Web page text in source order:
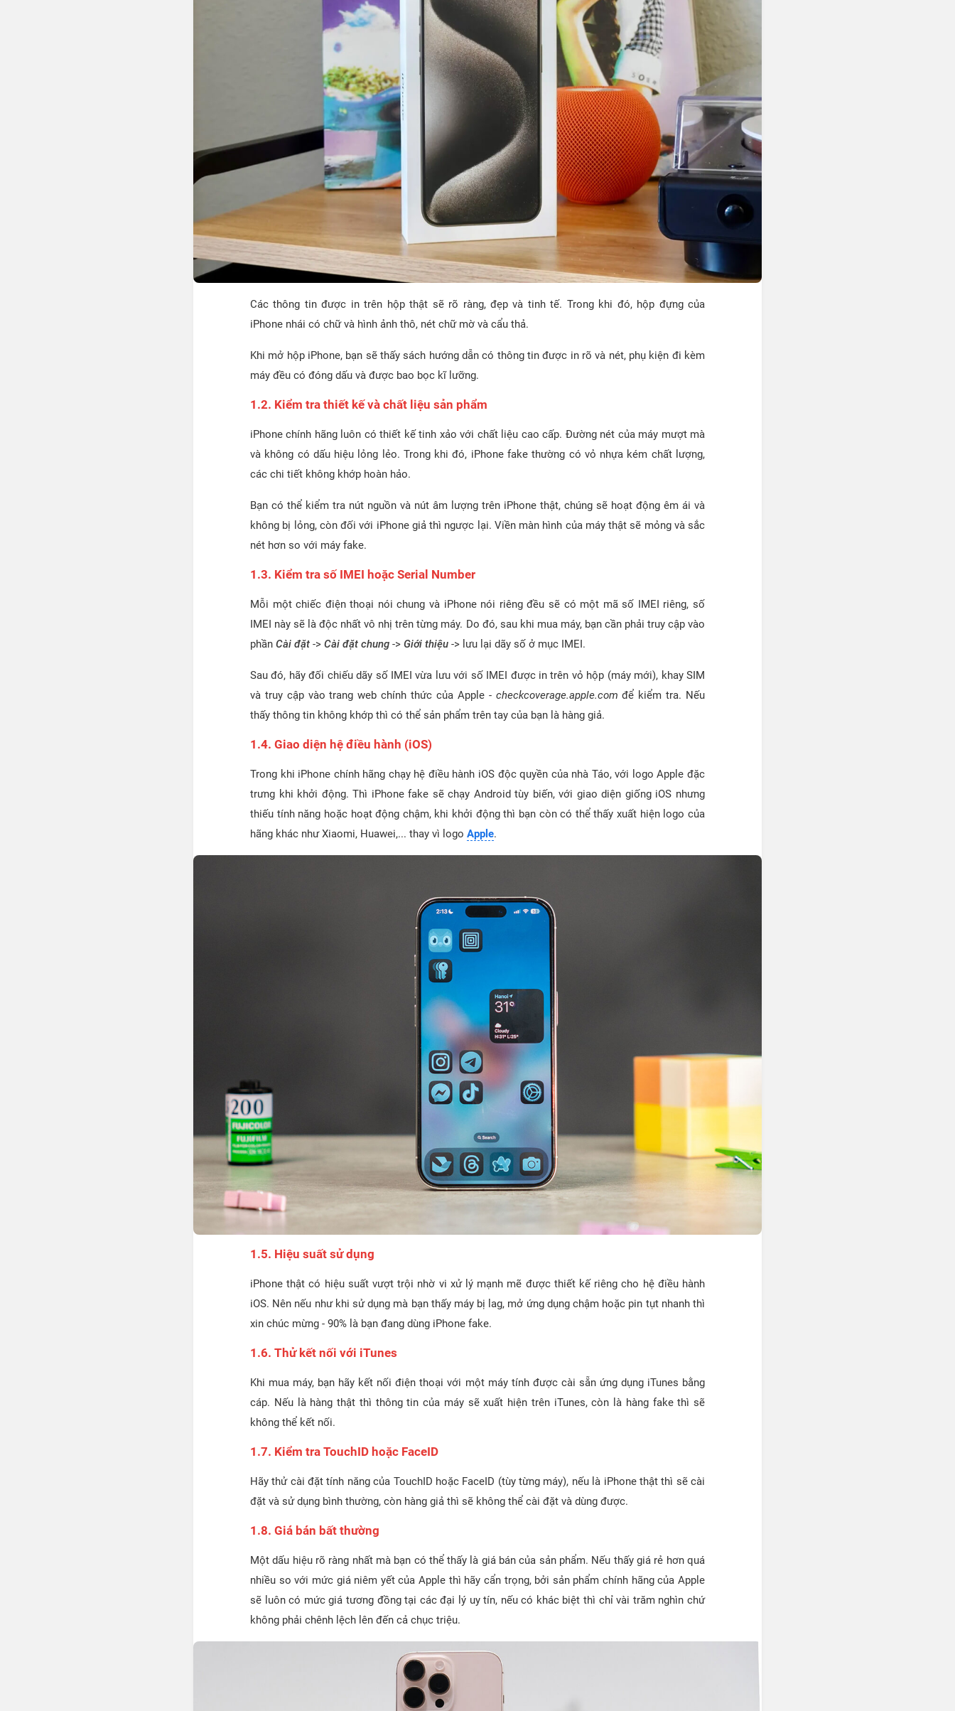
Các thông tin được in trên hộp thật sẽ rõ ràng, đẹp và tinh tế. Trong khi đó, hộp đựng của
iPhone nhái có chữ và hình ảnh thô, nét chữ mờ và cẩu thả.
Khi mở hộp iPhone, bạn sẽ thấy sách hướng dẫn có thông tin được in rõ và nét, phụ kiện đi kèm
máy đều có đóng dấu và được bao bọc kĩ lưỡng.
1.2. Kiểm tra thiết kế và chất liệu sản phẩm
iPhone chính hãng luôn có thiết kế tinh xảo với chất liệu cao cấp. Đường nét của máy mượt mà
và không có dấu hiệu lỏng lẻo. Trong khi đó, iPhone fake thường có vỏ nhựa kém chất lượng,
các chi tiết không khớp hoàn hảo.
Bạn có thể kiểm tra nút nguồn và nút âm lượng trên iPhone thật, chúng sẽ hoạt động êm ái và
không bị lỏng, còn đối với iPhone giả thì ngược lại. Viền màn hình của máy thật sẽ mỏng và sắc
nét hơn so với máy fake.
1.3. Kiểm tra số IMEI hoặc Serial Number
Mỗi một chiếc điện thoại nói chung và iPhone nói riêng đều sẽ có một mã số IMEI riêng, số
IMEI này sẽ là độc nhất vô nhị trên từng máy. Do đó, sau khi mua máy, bạn cần phải truy cập vào
phần Cài đặt -> Cài đặt chung -> Giới thiệu -> lưu lại dãy số ở mục IMEI.
Sau đó, hãy đối chiếu dãy số IMEI vừa lưu với số IMEI được in trên vỏ hộp (máy mới), khay SIM
và truy cập vào trang web chính thức của Apple - checkcoverage.apple.com để kiểm tra. Nếu
thấy thông tin không khớp thì có thể sản phẩm trên tay của bạn là hàng giả.
1.4. Giao diện hệ điều hành (iOS)
Trong khi iPhone chính hãng chạy hệ điều hành iOS độc quyền của nhà Táo, với logo Apple đặc
trưng khi khởi động. Thì iPhone fake sẽ chạy Android tùy biến, với giao diện giống iOS nhưng
thiếu tính năng hoặc hoạt động chậm, khi khởi động thì bạn còn có thể thấy xuất hiện logo của
hãng khác như Xiaomi, Huawei,... thay vì logo Apple.
1.5. Hiệu suất sử dụng
iPhone thật có hiệu suất vượt trội nhờ vi xử lý mạnh mẽ được thiết kế riêng cho hệ điều hành
iOS. Nên nếu như khi sử dụng mà bạn thấy máy bị lag, mở ứng dụng chậm hoặc pin tụt nhanh thì
xin chúc mừng - 90% là bạn đang dùng iPhone fake.
1.6. Thử kết nối với iTunes
Khi mua máy, bạn hãy kết nối điện thoại với một máy tính được cài sẵn ứng dụng iTunes bằng
cáp. Nếu là hàng thật thì thông tin của máy sẽ xuất hiện trên iTunes, còn là hàng fake thì sẽ
không thể kết nối.
1.7. Kiểm tra TouchID hoặc FaceID
Hãy thử cài đặt tính năng của TouchID hoặc FaceID (tùy từng máy), nếu là iPhone thật thì sẽ cài
đặt và sử dụng bình thường, còn hàng giả thì sẽ không thể cài đặt và dùng được.
1.8. Giá bán bất thường
Một dấu hiệu rõ ràng nhất mà bạn có thể thấy là giá bán của sản phẩm. Nếu thấy giá rẻ hơn quá
nhiều so với mức giá niêm yết của Apple thì hãy cẩn trọng, bởi sản phẩm chính hãng của Apple
sẽ luôn có mức giá tương đồng tại các đại lý uy tín, nếu có khác biệt thì chỉ vài trăm nghìn chứ
không phải chênh lệch lên đến cả chục triệu.